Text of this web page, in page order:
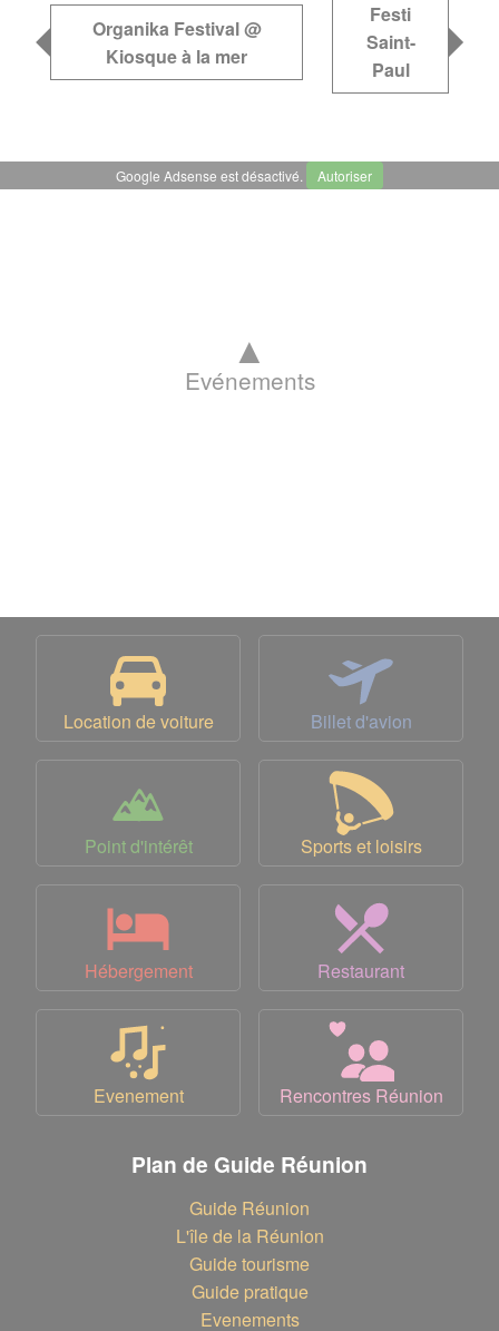
Organika Festival @
Kiosque à la mer
Festi
Saint-
Paul
Google Adsense est désactivé. Autoriser
▲
Evénements
Location de voiture Billet d'avion
Point d'intérêt Sports et loisirs
Hébergement Restaurant
Evenement Rencontres Réunion
Plan de Guide Réunion
Guide Réunion
L'île de la Réunion
Guide tourisme
Guide pratique
Evenements